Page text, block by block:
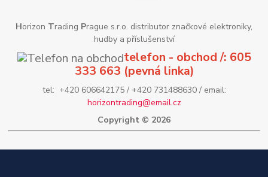
Horizon Trading Prague s.r.o. distributor značkové elektroniky,
hudby a příslušenství
telefon - obchod /: 605
333 663 (pevná linka)
tel: +420 606642175 / +420 731488630 / email:
horizontrading@email.cz
Copyright © 2026